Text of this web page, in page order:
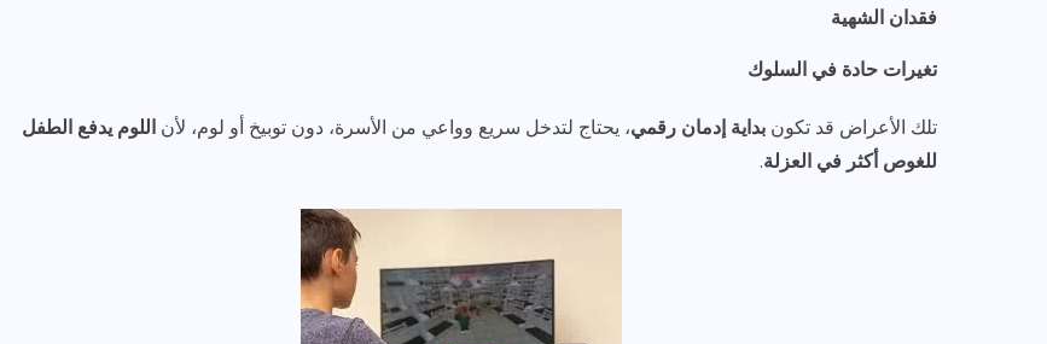
فقدان الشهية
تغيرات حادة في السلوك
تلك الأعراض قد تكون بداية إدمان رقمي، يحتاج لتدخل سريع وواعي من الأسرة، دون توبيخ أو لوم، لأن اللوم يدفع الطفل
للغوص أكثر في العزلة.